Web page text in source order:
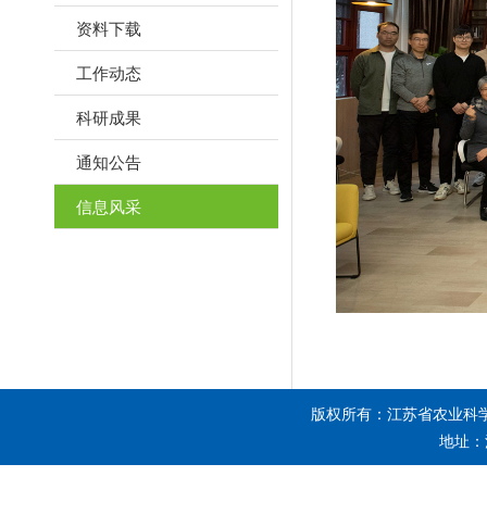
资料下载
工作动态
科研成果
通知公告
信息风采
版权所有：江苏省农业科
地址